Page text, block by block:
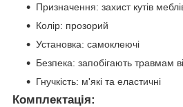
Призначення: захист кутів
Колір: прозорий
Установка: самоклеючі
Безпека: запобігають травмам
Гнучкість: м'які та еластичні
Комплектація: